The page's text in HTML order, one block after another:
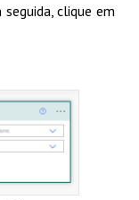
clique em